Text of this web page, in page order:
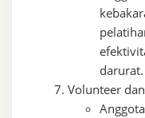
darurat.
Volunteer